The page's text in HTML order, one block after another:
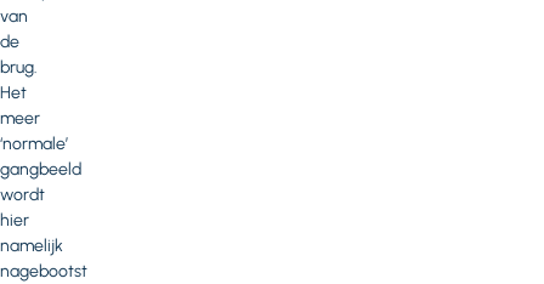
van
de
brug.
Het
meer
‘normale’
gangbeeld
wordt
hier
namelijk
nagebootst